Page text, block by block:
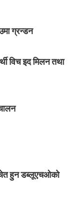
ग्रन्डन
विच इद मिलन तथा
हुन डब्लूएचओको